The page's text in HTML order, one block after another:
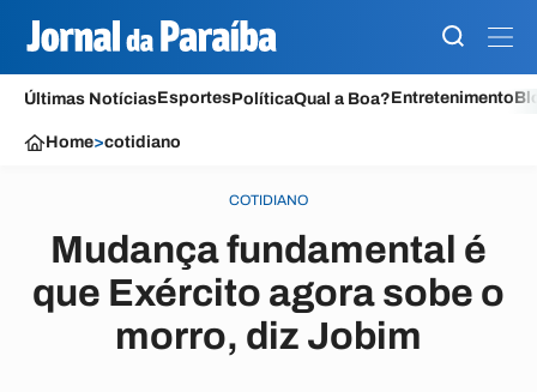
Últimas NotíciasEsportesPolíticaQual a Boa?Entretenimento
Home>cotidiano
COTIDIANO
Mudança fundamental é
que Exército agora sobe o
morro, diz Jobim